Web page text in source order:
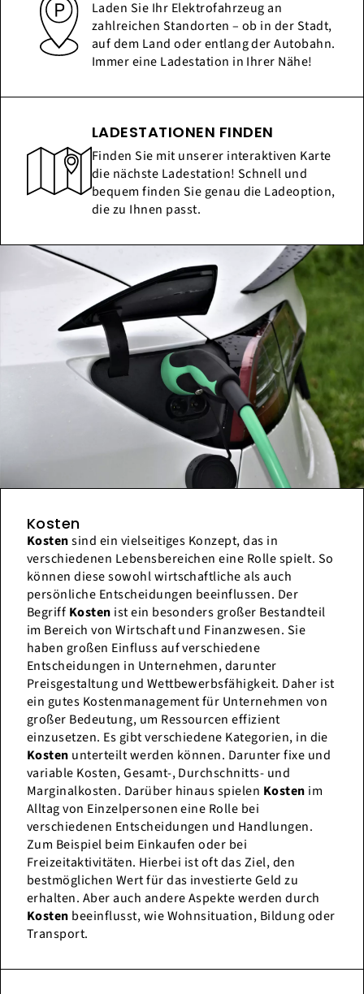
Laden Sie Ihr Elektrofahrzeug an
zahlreichen Standorten – ob in der Stadt,
auf dem Land oder entlang der Autobahn.
Immer eine Ladestation in Ihrer Nähe!
LADESTATIONEN FINDEN
Finden Sie mit unserer interaktiven Karte
die nächste Ladestation! Schnell und
bequem finden Sie genau die Ladeoption,
die zu Ihnen passt.
Kosten
Kostensind ein vielseitiges Konzept, das in
verschiedenen Lebensbereichen eine Rolle spielt. So
können diese sowohl wirtschaftliche als auch
persönliche Entscheidungen beeinflussen. Der
Begriff Kosten ist ein besonders großer Bestandteil
im Bereich von Wirtschaft und Finanzwesen. Sie
haben großen Einfluss auf verschiedene
Entscheidungen in Unternehmen, darunter
Preisgestaltung und Wettbewerbsfähigkeit. Daher ist
ein gutes Kostenmanagement für Unternehmen von
großer Bedeutung, um Ressourcen effizient
einzusetzen. Es gibt verschiedene Kategorien, in die
Kosten unterteilt werden können. Darunter fixe und
variable Kosten, Gesamt-, Durchschnitts- und
Marginalkosten. Darüber hinaus spielen Kosten im
Alltag von Einzelpersonen eine Rolle bei
verschiedenen Entscheidungen und Handlungen.
Zum Beispiel beim Einkaufen oder bei
Freizeitaktivitäten. Hierbei ist oft das Ziel, den
bestmöglichen Wert für das investierte Geld zu
erhalten. Aber auch andere Aspekte werden durch
Kosten beeinflusst, wie Wohnsituation, Bildung oder
Transport.